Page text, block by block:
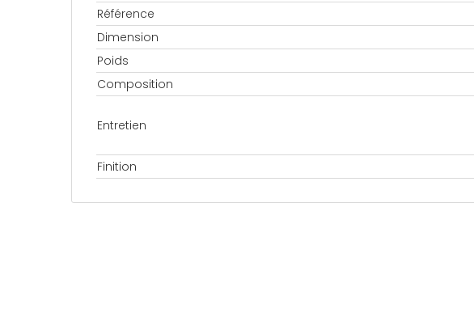
Référence
Dimension
Poids
Composition
Entretien
Finition